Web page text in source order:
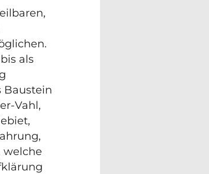
als
Baustein
Vahl,
welche